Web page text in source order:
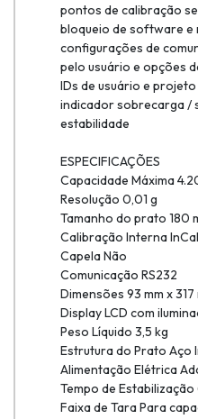
pontos de calibração
bloqueio de software e
configurações de
pelo usuário e opções
IDs de usuário e
indicador sobrecarga /
estabilidade
ESPECIFICAÇÕES
Capacidade Máxima
Resolução 0,01 g
Tamanho do prato 180
Calibração Interna
Capela Não
Comunicação RS232
Dimensões 93 mm x 317
Display LCD com
Peso Líquido 3,5 kg
Estrutura do Prato Aço
Alimentação Elétrica
Tempo de Estabilização
Faixa de Tara Para